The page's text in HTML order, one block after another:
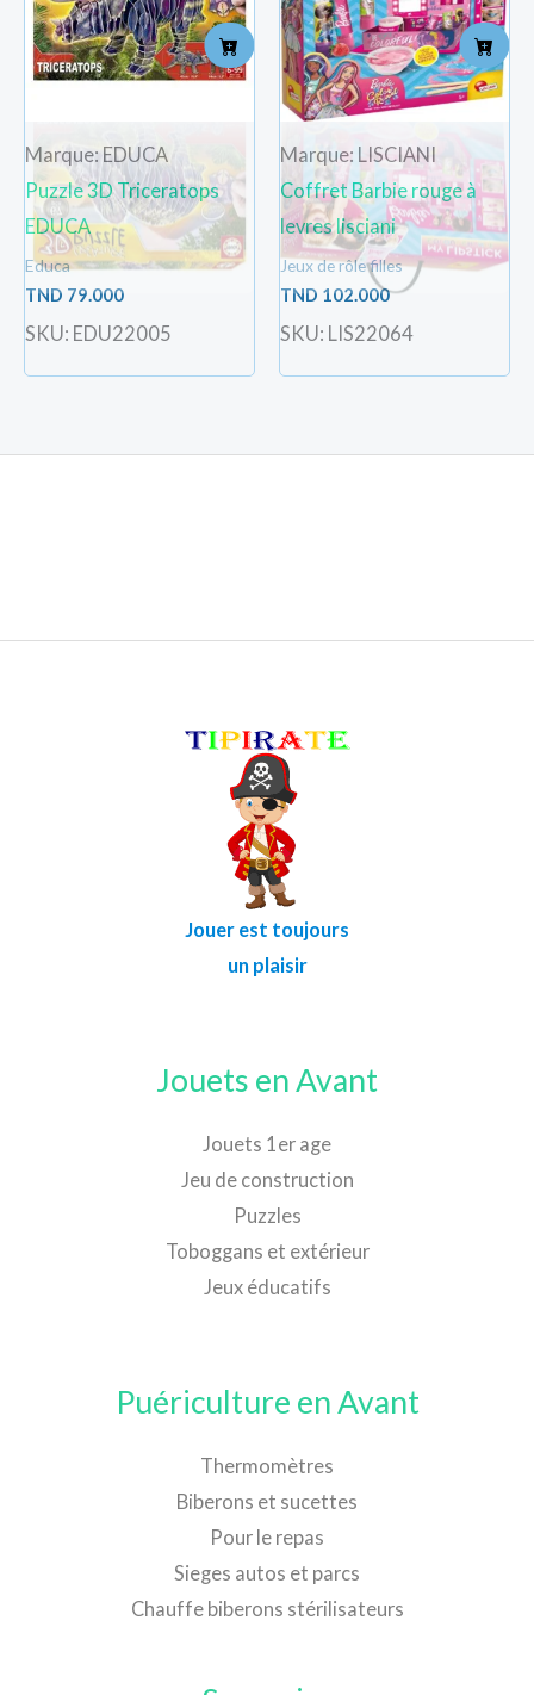
Marque: EDUCA
Puzzle 3D Triceratops
EDUCA
Educa
TND 79.000
SKU: EDU22005
Marque: LISCIANI
Coffret Barbie rouge à
levres lisciani
Jeux de rôle filles
TND 102.000
SKU: LIS22064
Jouer est toujours
un plaisir
Jouets en Avant
Jouets 1er age
Jeu de construction
Puzzles
Toboggans et extérieur
Jeux éducatifs
Puériculture en Avant
Thermomètres
Biberons et sucettes
Pour le repas
Sieges autos et parcs
Chauffe biberons stérilisateurs